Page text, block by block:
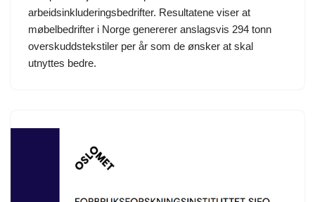
arbeidsinkluderingsbedrifter. Resultatene viser at
møbelbedrifter i Norge genererer anslagsvis 294 tonn
overskuddstekstiler per år som de ønsker at skal
utnyttes bedre.